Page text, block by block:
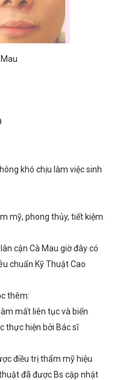
khó chịu làm việc sinh
mỹ, phong thủy, tiết kiệm
cận Cà Mau giờ đây có
chuẩn Kỹ Thuật Cao
thêm:
mất liên tục và biến
thực hiện bởi Bác sĩ
điều trị thẩm mỹ hiệu
đã được Bs cập nhật